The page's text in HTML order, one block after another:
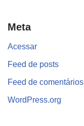
Meta
Acessar
Feed de posts
Feed de comentários
WordPress.org